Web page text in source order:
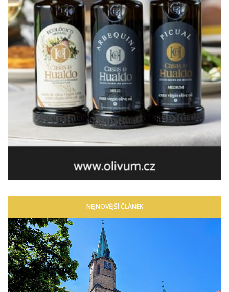
NEJNOVĚJŠÍ ČLÁNEK